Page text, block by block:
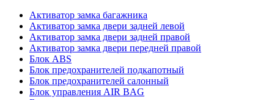
Активатор замка багажника
Активатор замка двери задней левой
Активатор замка двери задней правой
Активатор замка двери передней правой
Блок ABS
Блок предохранителей подкапотный
Блок предохранителей салонный
Блок управления AIR BAG